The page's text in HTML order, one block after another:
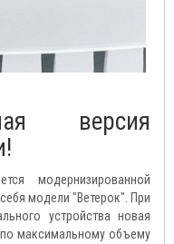
версия
модернизированной
модели "Ветерок". При
устройства новая
по максимальному объему